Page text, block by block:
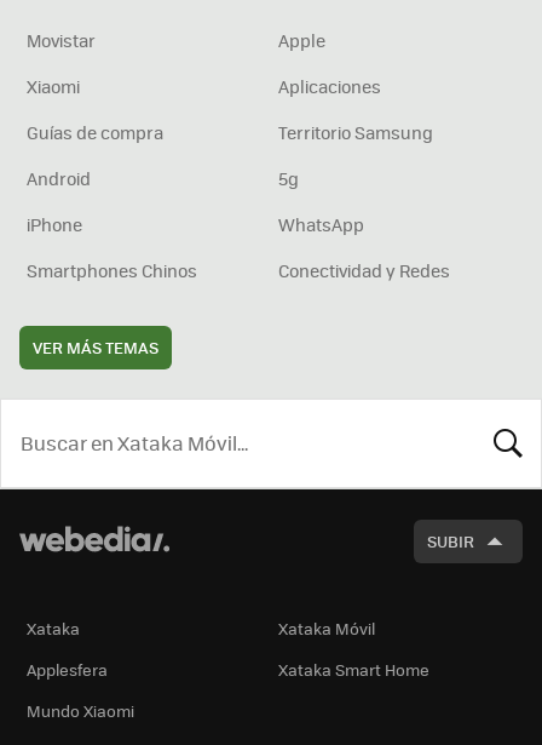
Movistar
Apple
Xiaomi
Aplicaciones
Guías de compra
Territorio Samsung
Android
5g
iPhone
WhatsApp
Smartphones Chinos
Conectividad y Redes
VER MÁS TEMAS
SUBIR
Xataka
Xataka Móvil
Applesfera
Xataka Smart Home
Mundo Xiaomi